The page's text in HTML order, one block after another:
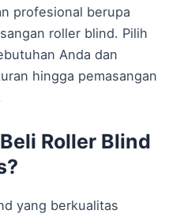
profesional berupa
roller blind. Pilih
Anda dan
hingga pemasangan
Roller Blind
yang berkualitas